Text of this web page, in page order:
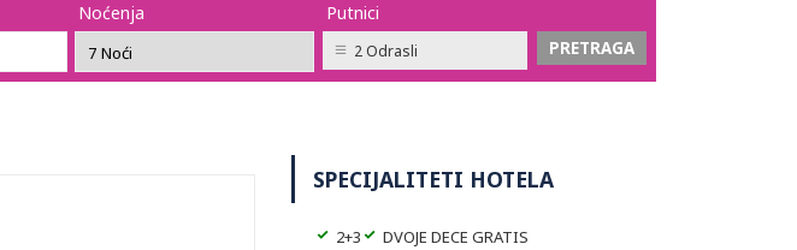
Noćenja Putnici
2 Odrasli
SPECIJALITETI HOTELA
2+3
DVOJE DECE GRATIS